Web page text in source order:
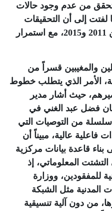
من عدم وجود حالات
لفتت إلى أن التحقيقات
أُنجزت في ملفات الأعوام بين 2011 و2015، مع استمرار
والمغيبين قسراً من
الأمر الذي يتطلب خطوط
حيث أشار مدير
فضل عبد الغني في
سلسلة من التوصيات التي
فاعلية عالية، مبيناً أن
قاعدة بيانات مركزية
المعلوماتي، إذ
للمفقودين، ووزارة
المدنية مثل الشبكة
من دون آلية تنسيقية